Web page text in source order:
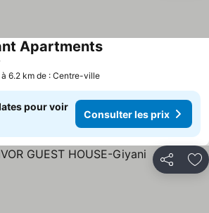
Apartments
à 6.2 km de : Centre-ville
pour voir
Consulter les prix
Partager